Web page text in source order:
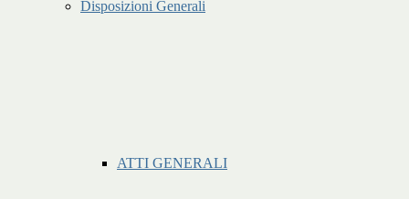
Disposizioni Generali
ATTI GENERALI